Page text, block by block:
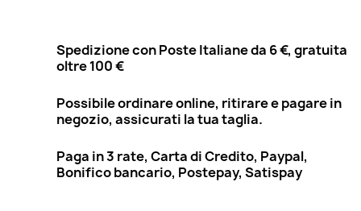
Spedizione con Poste Italiane da 6 €, gratuita
oltre 100 €
Possibile ordinare online, ritirare e pagare in
negozio, assicurati la tua taglia.
Paga in 3 rate, Carta di Credito, Paypal,
Bonifico bancario, Postepay, Satispay